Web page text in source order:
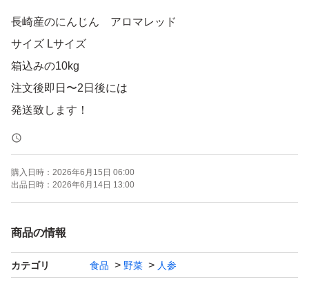
長崎産のにんじん アロマレッド
サイズ Lサイズ
箱込みの10kg
注文後即日〜2日後には
発送致します！
購入日時： 2026年6月15日 06:00
出品日時： 2026年6月14日 13:00
商品の情報
カテゴリ 食品 野菜 人参